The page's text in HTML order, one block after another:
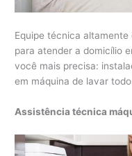
Equipe técnica
para atender a domicílio
você mais precisa:
em máquina de lavar
Assistência técnica